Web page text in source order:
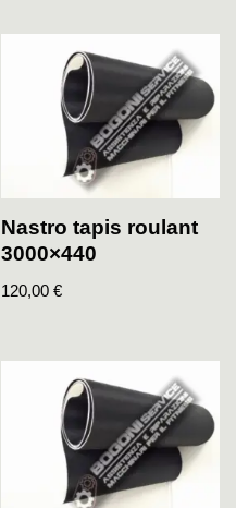
Nastro tapis roulant
3000×440
120,00€